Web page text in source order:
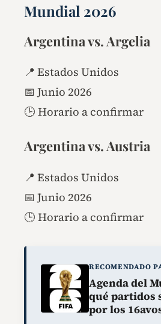
Mundial 2026
Argentina vs. Argelia
📍 Estados Unidos
📅 Junio 2026
🕒 Horario a confirmar
Argentina vs. Austria
📍 Estados Unidos
📅 Junio 2026
🕒 Horario a confirmar
RECOMENDADO
Agenda del
qué partidos
por los